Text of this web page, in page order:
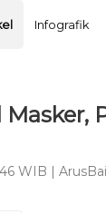
Infografik
WIB